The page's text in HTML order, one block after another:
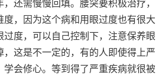
还需慢慢回填。腰突要积极治疗，
，因为这个病和用眼过度也有很大
度，可以自己控制下，注意保养眼
这是不一定的，有的人即使得上严
会修心。等到得了严重疾病就很被